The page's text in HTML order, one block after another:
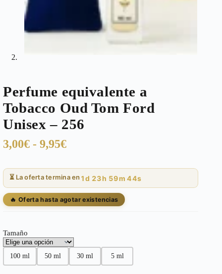
Perfume equivalente a
Tobacco Oud Tom Ford
Unisex – 256
3,00€ - 9,95€Rango
precios:
desde
3,00€
hasta
⏳ La oferta termina en 1d 23h 59m 43s
🔥 Oferta hasta agotar existencias
Tamaño
100 ml 50 ml 30 ml 5 ml